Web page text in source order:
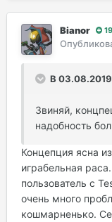
Bianor
В 03.08.2019
Звиняй,
надобность
Концепция ясна
играбельная
пользователь c
очень много
кошмарненько.